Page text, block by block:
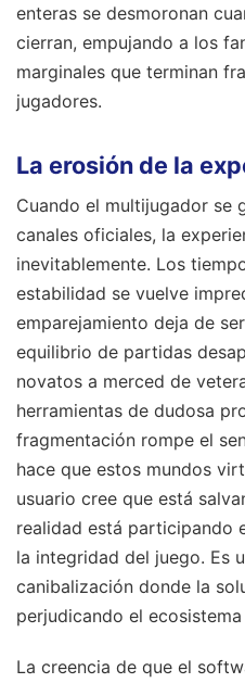
enteras se desmoronan
cierran, empujando a los
marginales que terminan
jugadores.
La erosión de la
Cuando el multijugador se
canales oficiales, la
inevitablemente. Los
estabilidad se vuelve
emparejamiento deja de
equilibrio de partidas
novatos a merced de
herramientas de dudosa
fragmentación rompe el
hace que estos mundos
usuario cree que está
realidad está participando
la integridad del juego. Es
canibalización donde la
perjudicando el
La creencia de que el